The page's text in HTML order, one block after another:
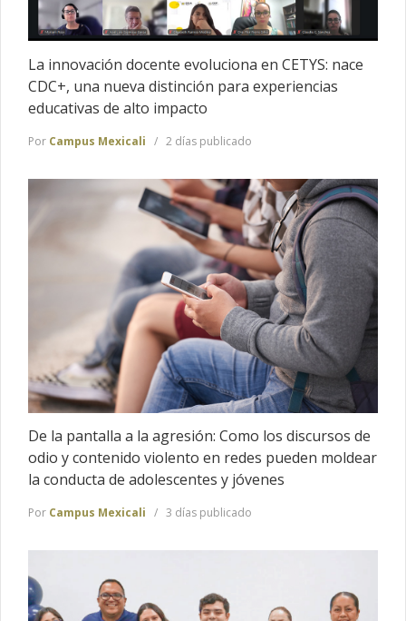
La innovación docente evoluciona en CETYS: nace
CDC+, una nueva distinción para experiencias
educativas de alto impacto
Por Campus Mexicali 2 días publicado
De la pantalla a la agresión: Como los discursos de
odio y contenido violento en redes pueden moldear
la conducta de adolescentes y jóvenes
Por Campus Mexicali 3 días publicado